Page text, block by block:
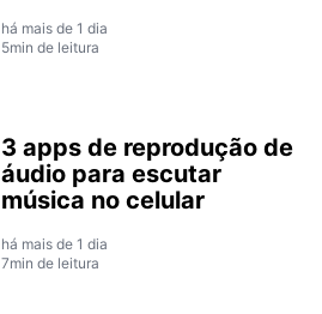
há mais de 1 dia
5min de leitura
3 apps de reprodução de
áudio para escutar
música no celular
há mais de 1 dia
7min de leitura